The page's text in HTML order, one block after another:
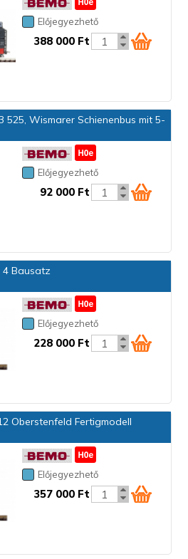
Előjegyezhető
388 000 Ft
525, Wismarer Schienenbus mit 5-
Előjegyezhető
92 000 Ft
4 Bausatz
Előjegyezhető
228 000 Ft
Oberstenfeld Fertigmodell
Előjegyezhető
357 000 Ft